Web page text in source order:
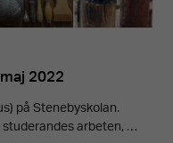
2022
på Stenebyskolan.
arbeten, …